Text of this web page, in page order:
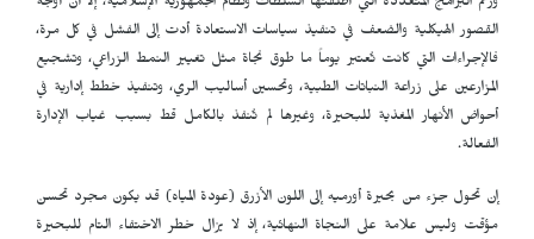
ورغم البرامج المتعددة التي أطلقتها السلطات ونظام الجمهورية الإسلامية، إلا أن أوجه
القصور الهيكلية والضعف في تنفيذ سياسات الاستعادة أدت إلى الفشل في كل مرة،
فالإجراءات التي كانت تُعتبر يوماً ما طوق نجاة مثل تغيير النمط الزراعي، وتشجيع
المزارعين على زراعة النباتات الطبية، وتحسين أساليب الري، وتنفيذ خطط إدارية في
أحواض الأنهار المغذية للبحيرة، وغيرها لم تُنفذ بالكامل قط بسبب غياب الإدارة
الفعالة.
إن تحول جزء من بحيرة أورميه إلى اللون الأزرق (عودة المياه) قد يكون مجرد تحسن
مؤقت وليس علامة على النجاة النهائية، إذ لا يزال خطر الاختفاء التام للبحيرة